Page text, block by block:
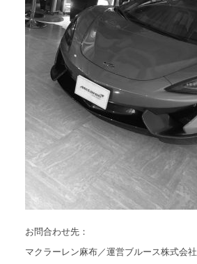
お問合わせ先：
マクラーレン麻布／運営ブルース株式会社